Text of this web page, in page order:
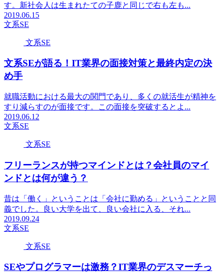
す。新社会人は生まれたての子鹿と同じで右も左も...
2019.06.15
文系SE
文系SE
文系SEが語る！IT業界の面接対策と最終内定の決
め手
就職活動における最大の関門であり、多くの就活生が精神を
すり減らすのが面接です。この面接を突破するとよ...
2019.06.12
文系SE
文系SE
フリーランスが持つマインドとは？会社員のマイ
ンドとは何が違う？
昔は「働く」ということは「会社に勤める」ということと同
義でした。良い大学を出て、良い会社に入る、それ...
2019.09.24
文系SE
文系SE
SEやプログラマーは激務？IT業界のデスマーチっ